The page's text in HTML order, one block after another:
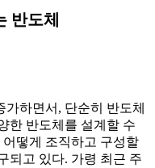
반도체
하면서, 단순히 반도체
한 반도체를 설계할 수
떻게 조직하고 구성할
되고 있다. 가령 최근 주